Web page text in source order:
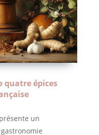
quatre épices
un